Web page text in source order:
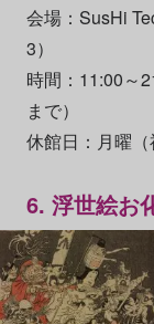
会場：SusHi
3）
時間：11:00～
まで）
休館日：月曜（
6. 浮世絵お